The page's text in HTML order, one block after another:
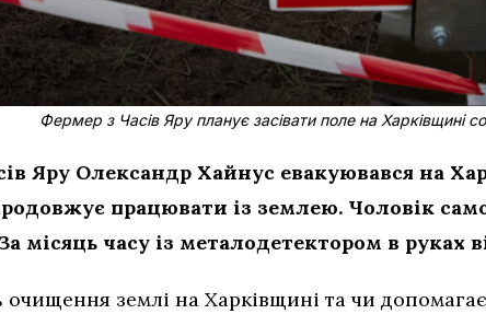
Фермер з Часів Яру планує засівати поле на Харківщині
Яру Олександр Хайнус евакуювався на
працювати із землею. Чоловік
місяць часу із металодетектором в руках
очищення землі на Харківщині та чи